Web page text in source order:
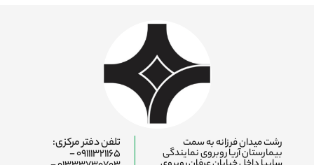
میباشد.
رشت میدان فرزانه به سمت
بیمارستان آریا روبروی نمایندگی
تلفن دفتر مرکزی:
09111321165 -